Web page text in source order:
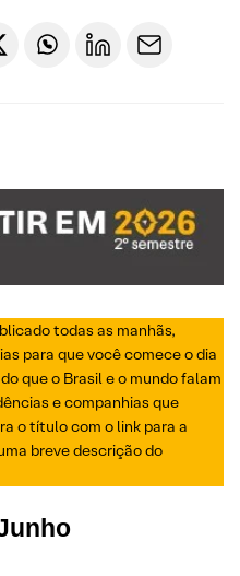
todas as manhãs,
para que você comece o dia
que o Brasil e o mundo falam
e companhias que
o título com o link para a
breve descrição do